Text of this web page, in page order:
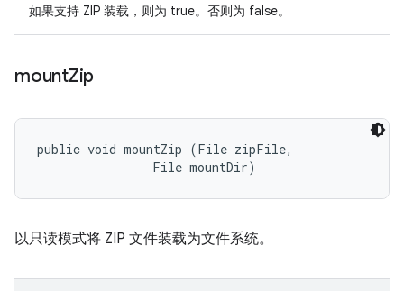
如果支持 ZIP 装载，则为 true。否则为 false。
mountZip
public void mountZip (File zipFile,
                File mountDir)
以只读模式将 ZIP 文件装载为文件系统。